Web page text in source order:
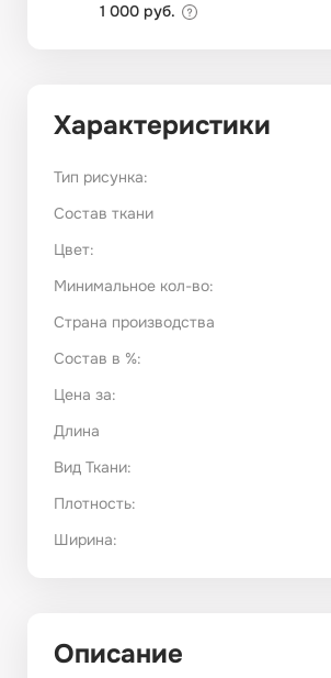
1 000 руб.
Характеристики
Тип рисунка:
Состав ткани
Цвет:
Минимальное кол-во:
Страна производства
Состав в %:
Цена за:
Длина
Вид Ткани:
Плотность:
Ширина:
Описание